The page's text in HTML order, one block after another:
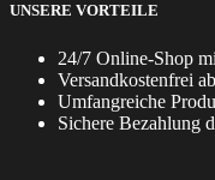
UNSERE VORTEILE
24/7 Online-Shop
Versandkostenfrei
Umfangreiche
Sichere Bezahlung